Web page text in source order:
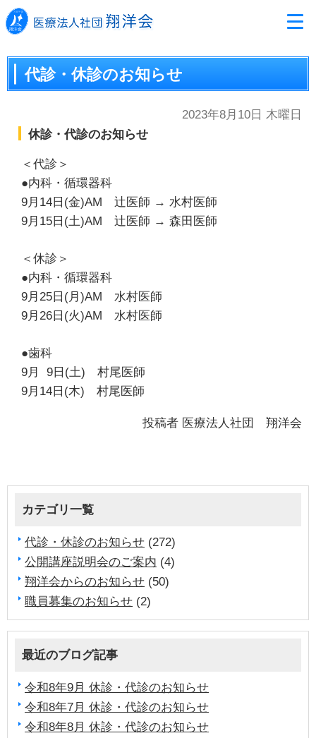
代診・休診のお知らせ
2023年8月10日 木曜日
休診・代診のお知らせ
＜代診＞
●内科・循環器科
9月14日(金)AM 辻医師 → 水村医師
9月15日(土)AM 辻医師 → 森田医師
＜休診＞
●内科・循環器科
9月25日(月)AM 水村医師
9月26日(火)AM 水村医師
●歯科
9月 9日(土) 村尾医師
9月14日(木) 村尾医師
投稿者 医療法人社団 翔洋会
カテゴリ一覧
代診・休診のお知らせ (272)
公開講座説明会のご案内 (4)
翔洋会からのお知らせ (50)
職員募集のお知らせ (2)
最近のブログ記事
令和8年9月 休診・代診のお知らせ
令和8年7月 休診・代診のお知らせ
令和8年8月 休診・代診のお知らせ